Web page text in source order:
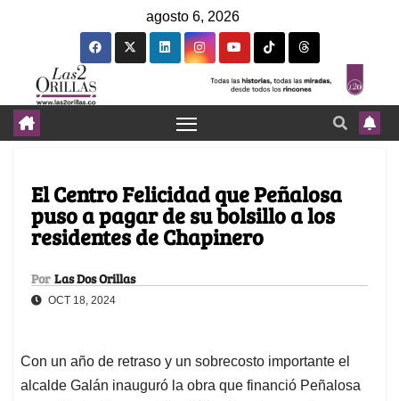
agosto 6, 2026
El Centro Felicidad que Peñalosa
puso a pagar de su bolsillo a los
residentes de Chapinero
Por Las Dos Orillas
OCT 18, 2024
Con un año de retraso y un sobrecosto importante el
alcalde Galán inauguró la obra que financió Peñalosa